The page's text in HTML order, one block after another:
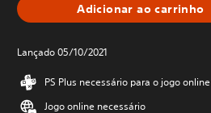
Adicionar ao carrinho
Lançado 05/10/2021
PS Plus necessário para o jogo online
Jogo online necessário